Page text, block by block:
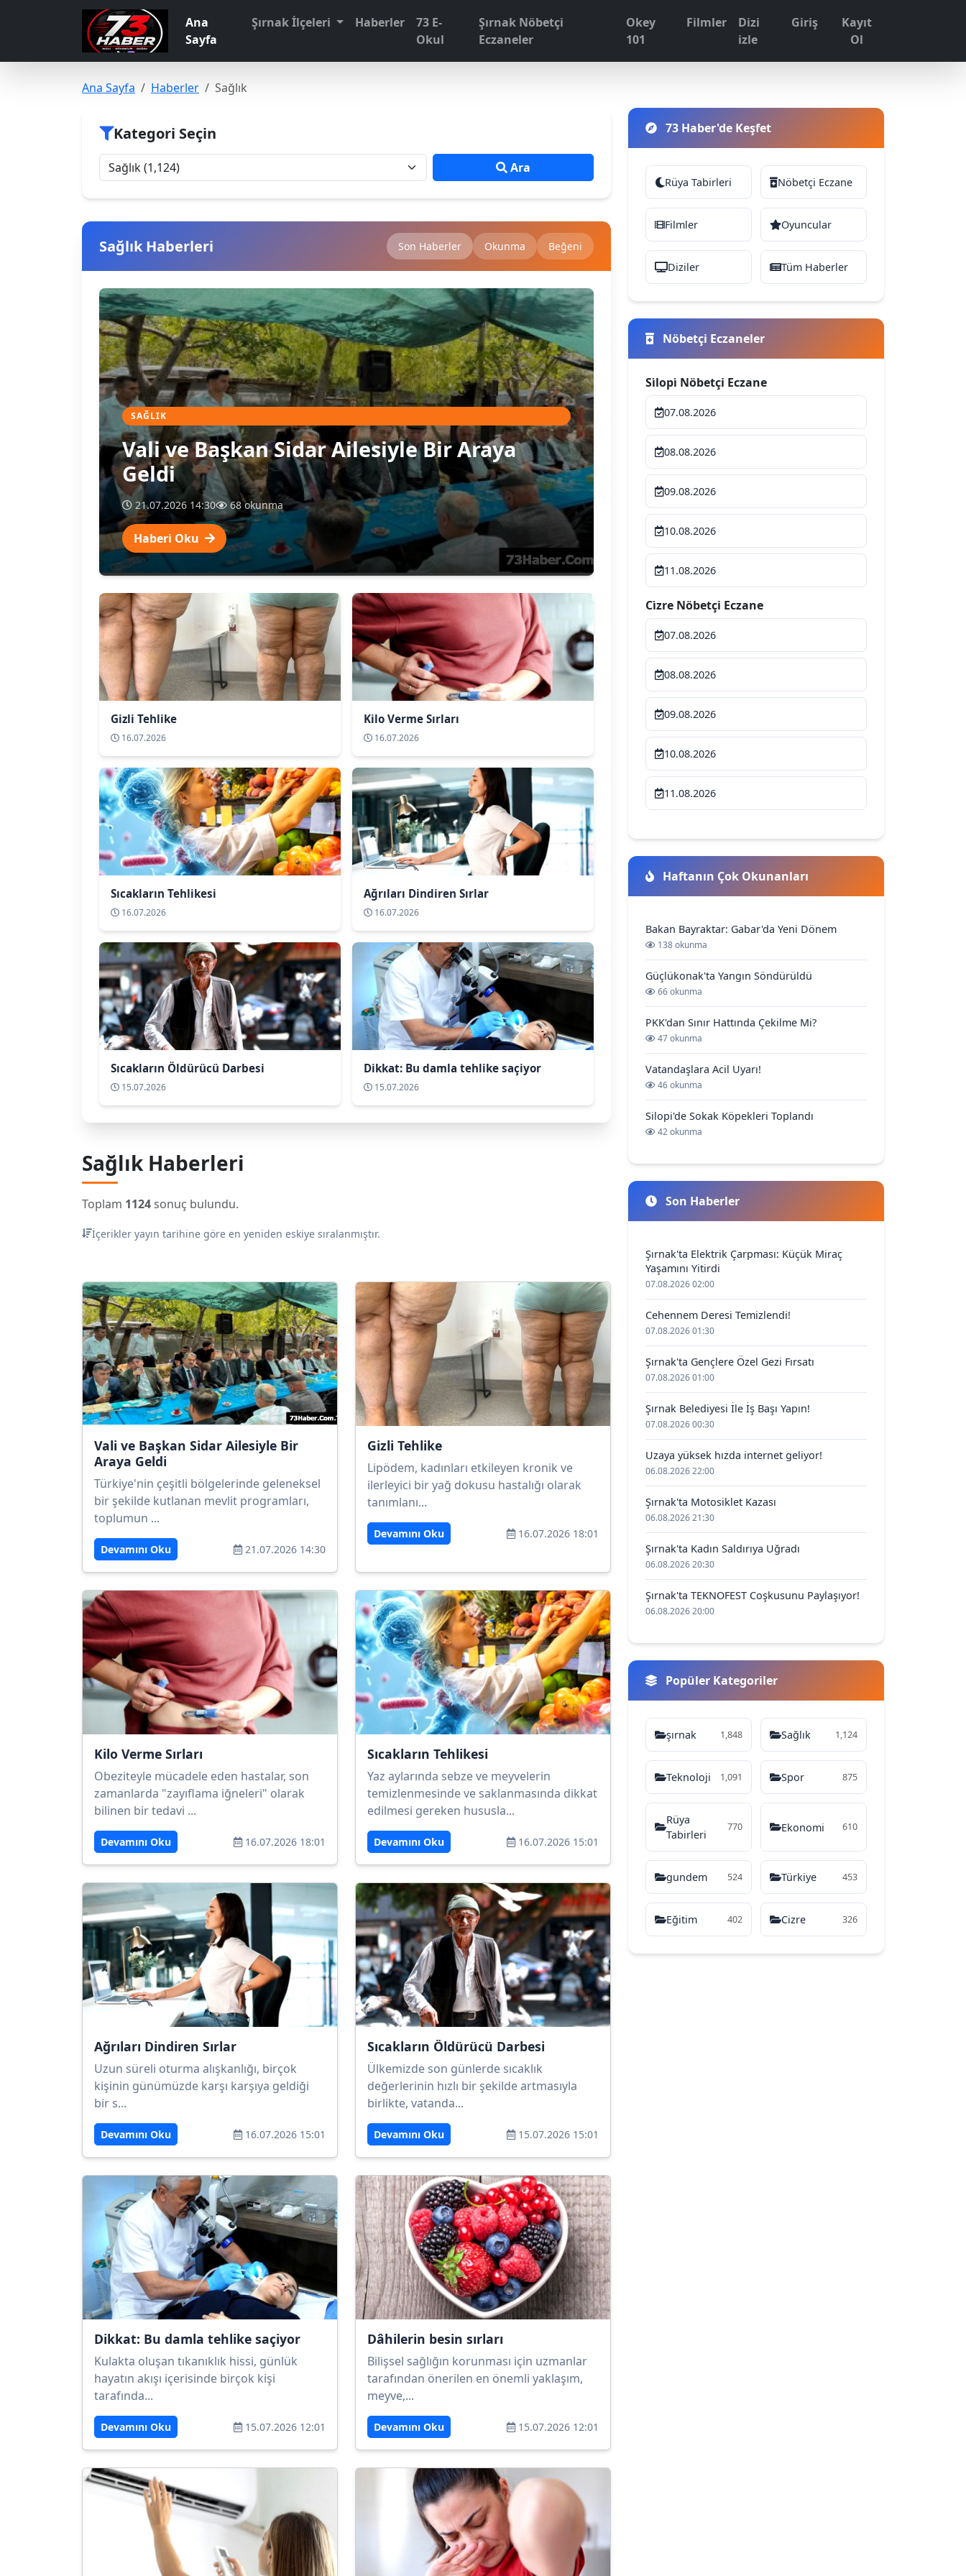
Ana
Sayfa
Şırnak İlçeleri Haberler
73 E-
Okul
Şırnak Nöbetçi
Eczaneler
Okey
101
Filmler
Dizi
izle
Giriş
Kayıt
Ol
Ana Sayfa Haberler Sağlık
Kategori Seçin
Ara
Sağlık Haberleri Son Haberler Okunma Beğeni
SAĞLIK
Vali ve Başkan Sidar Ailesiyle Bir Araya
Geldi
21.07.2026 14:30 68 okunma
Haberi Oku
Gizli Tehlike
16.07.2026
Kilo Verme Sırları
16.07.2026
Sıcakların Tehlikesi
16.07.2026
Ağrıları Dindiren Sırlar
16.07.2026
Sıcakların Öldürücü Darbesi
15.07.2026
Dikkat: Bu damla tehlike saçiyor
15.07.2026
Sağlık Haberleri
Toplam 1124sonuç bulundu.
İçerikler yayın tarihine göre en yeniden eskiye sıralanmıştır.
Vali ve Başkan Sidar Ailesiyle Bir
Araya Geldi
Türkiye'nin çeşitli bölgelerinde geleneksel
bir şekilde kutlanan mevlit programları,
toplumun ...
Devamını Oku 21.07.2026 14:30
Gizli Tehlike
Lipödem, kadınları etkileyen kronik ve
ilerleyici bir yağ dokusu hastalığı olarak
tanımlanı...
Devamını Oku 16.07.2026 18:01
Kilo Verme Sırları
Obeziteyle mücadele eden hastalar, son
zamanlarda "zayıflama iğneleri" olarak
bilinen bir tedavi ...
Devamını Oku 16.07.2026 18:01
Sıcakların Tehlikesi
Yaz aylarında sebze ve meyvelerin
temizlenmesinde ve saklanmasında dikkat
edilmesi gereken hususla...
Devamını Oku 16.07.2026 15:01
Ağrıları Dindiren Sırlar
Uzun süreli oturma alışkanlığı, birçok
kişinin günümüzde karşı karşıya geldiği
bir s...
Devamını Oku 16.07.2026 15:01
Sıcakların Öldürücü Darbesi
Ülkemizde son günlerde sıcaklık
değerlerinin hızlı bir şekilde artmasıyla
birlikte, vatanda...
Devamını Oku 15.07.2026 15:01
Dikkat: Bu damla tehlike saçiyor
Kulakta oluşan tıkanıklık hissi, günlük
hayatın akışı içerisinde birçok kişi
tarafında...
Devamını Oku 15.07.2026 12:01
Dâhilerin besin sırları
Bilişsel sağlığın korunması için uzmanlar
tarafından önerilen en önemli yaklaşım,
meyve,...
Devamını Oku 15.07.2026 12:01
73 Haber'de Keşfet
Rüya Tabirleri Nöbetçi Eczane
Filmler Oyuncular
Diziler Tüm Haberler
Nöbetçi Eczaneler
Si̇lopi̇ Nöbetçi Eczane
07.08.2026
08.08.2026
09.08.2026
10.08.2026
11.08.2026
Ci̇zre Nöbetçi Eczane
07.08.2026
08.08.2026
09.08.2026
10.08.2026
11.08.2026
Haftanın Çok Okunanları
Bakan Bayraktar: Gabar'da Yeni Dönem
138 okunma
Güçlükonak'ta Yangın Söndürüldü
66 okunma
PKK'dan Sınır Hattında Çekilme Mi?
47 okunma
Vatandaşlara Acil Uyarı!
46 okunma
Silopi'de Sokak Köpekleri Toplandı
42 okunma
Son Haberler
Şırnak'ta Elektrik Çarpması: Küçük Miraç
Yaşamını Yitirdi
07.08.2026 02:00
Cehennem Deresi Temizlendi!
07.08.2026 01:30
Şırnak'ta Gençlere Özel Gezi Fırsatı
07.08.2026 01:00
Şırnak Belediyesi İle İş Başı Yapın!
07.08.2026 00:30
Uzaya yüksek hızda internet geliyor!
06.08.2026 22:00
Şırnak'ta Motosiklet Kazası
06.08.2026 21:30
Şırnak'ta Kadın Saldırıya Uğradı
06.08.2026 20:30
Şırnak'ta TEKNOFEST Coşkusunu Paylaşıyor!
06.08.2026 20:00
Popüler Kategoriler
şırnak 1,848 Sağlık 1,124
Teknoloji 1,091 Spor 875
Rüya
Tabirleri
770 Ekonomi 610
gundem 524 Türkiye 453
Eğitim 402 Cizre 326